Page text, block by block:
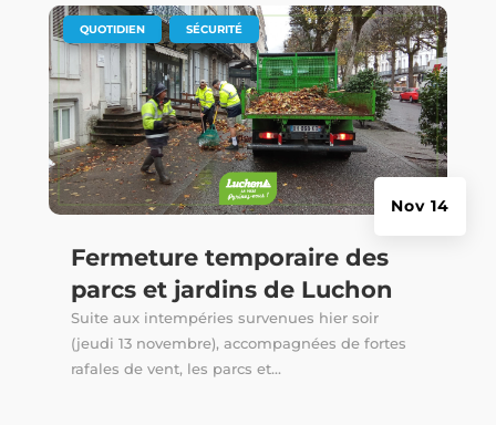
Fermeture temporaire des
parcs et jardins de Luchon
Nov 14
QUOTIDIEN SÉCURITÉ
Suite aux intempéries survenues hier soir
(jeudi 13 novembre), accompagnées de fortes
rafales de vent, les parcs et...